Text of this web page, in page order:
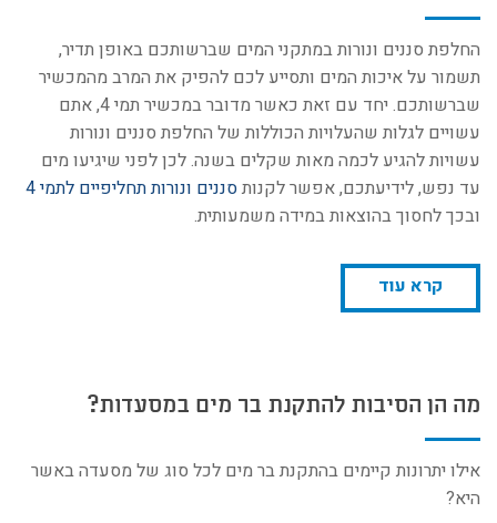
החלפת סננים ונורות במתקני המים שברשותכם באופן תדיר,
תשמור על איכות המים ותסייע לכם להפיק את המרב מהמכשיר
שברשותכם. יחד עם זאת כאשר מדובר במכשיר תמי 4, אתם
עשויים לגלות שהעלויות הכוללות של החלפת סננים ונורות
עשויות להגיע לכמה מאות שקלים בשנה. לכן לפני שיגיעו מים
עד נפש, לידיעתכם, אפשר לקנותסננים ונורות תחליפיים לתמי 4
ובכך לחסוך בהוצאות במידה משמעותית.
קרא עוד
מה הן הסיבות להתקנת בר מים במסעדות?
אילו יתרונות קיימים בהתקנת בר מים לכל סוג של מסעדה באשר
היא?